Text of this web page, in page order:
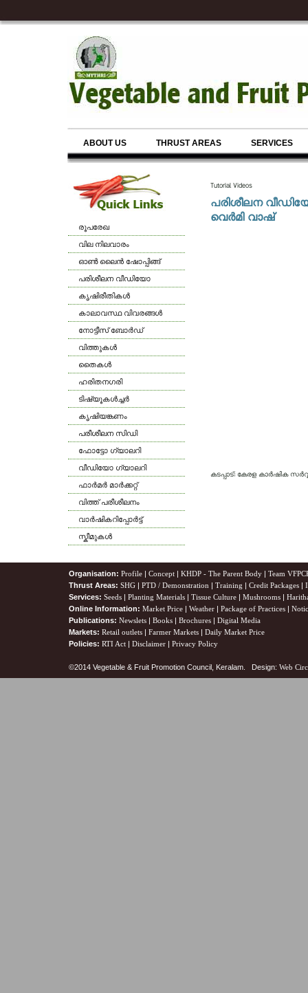
ABOUT US THRUST AREAS SERVICES
രൂപരേഖ
വില നിലവാരം
ഓണ്‍ ലൈന്‍ ഷോപ്പിങ്ങ്
പരിശീലന വീഡിയോ
കൃഷിരീതികള്‍
കാലാവസ്ഥ വിവരങ്ങള്‍
നോട്ടീസ് ബോര്‍ഡ്
വിത്തുകള്‍
തൈകള്‍
ഹരിതനഗരി
ടിഷ്യൂകള്‍ച്ചര്‍
കൃഷിയങ്കണം
പരീശീലന സിഡി
ഫോട്ടോ ഗ്യാലറി
വീഡിയോ ഗ്യാലറി
ഫാര്‍മര്‍ മാര്‍ക്കറ്റ്
വിത്ത് പരീശീലനം
വാര്‍ഷികറിപ്പോര്‍ട്ട്
സ്കീമുകള്‍
Tutorial Videos
പരിശീലന
വെര്‍മി വാഷ്
കടപ്പാട്: കേരള കാര്‍ഷിക
Organisation: Profile | Concept | KHDP - The Parent Body | Team
Thrust Areas: SHG | PTD / Demonstration | Training | Credit Packages |
Services: Seeds | Planting Materials | Tissue Culture | Mushrooms |
Online Information: Market Price | Weather | Package of Practices |
Publications: Newslets | Books | Brochures | Digital Media
Markets: Retail outlets | Farmer Markets | Daily Market Price
Policies: RTI Act | Disclaimer | Privacy Policy
©2014 Vegetable & Fruit Promotion Council, Keralam. Design: Web